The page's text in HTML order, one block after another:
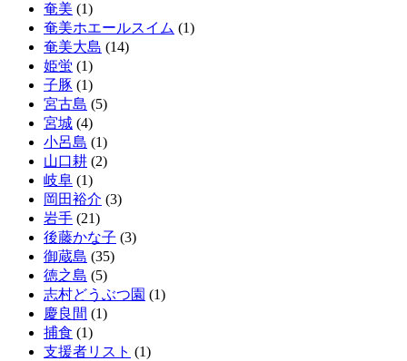
奄美 (1)
奄美ホエールスイム (1)
奄美大島 (14)
姫蛍 (1)
子豚 (1)
宮古島 (5)
宮城 (4)
小呂島 (1)
山口耕 (2)
岐阜 (1)
岡田裕介 (3)
岩手 (21)
後藤かな子 (3)
御蔵島 (35)
徳之島 (5)
志村どうぶつ園 (1)
慶良間 (1)
捕食 (1)
支援者リスト (1)